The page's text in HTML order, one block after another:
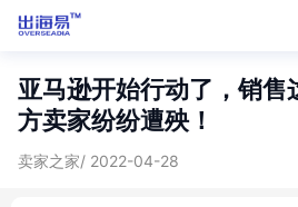
亚马逊开始行动了，销售
方卖家纷纷遭殃！
卖家之家/ 2022-04-28